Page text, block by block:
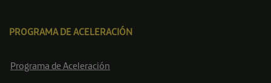
PROGRAMA DE ACELERACIÓN
Programa de Aceleración